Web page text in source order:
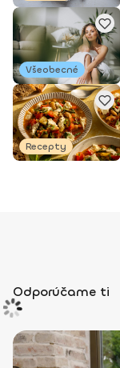
Všeobecné
Recepty
Odporúčame ti